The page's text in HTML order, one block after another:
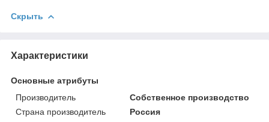
Скрыть
Характеристики
Основные атрибуты
Производитель
Собственное производство
Страна производитель
Россия